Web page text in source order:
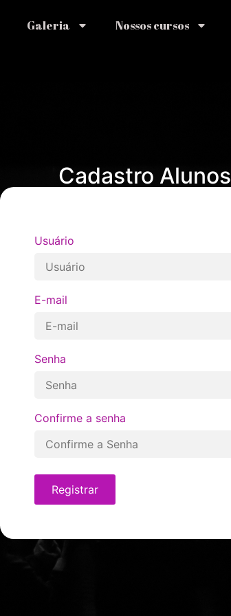
Galeria Nossos cursos
Cadastro Alunos
Usuário
E-mail
Senha
Confirme a senha
Registrar